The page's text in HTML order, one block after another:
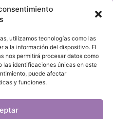
utilizamos tecnologías como las
a la información del dispositivo. El
nos permitirá procesar datos como
las identificaciones únicas en este
puede afectar
y funciones.